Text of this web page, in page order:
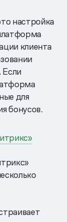
настройка
клиента
Если
для
бонусов.